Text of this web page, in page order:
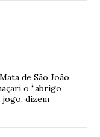
de São João
o “abrigo
dizem